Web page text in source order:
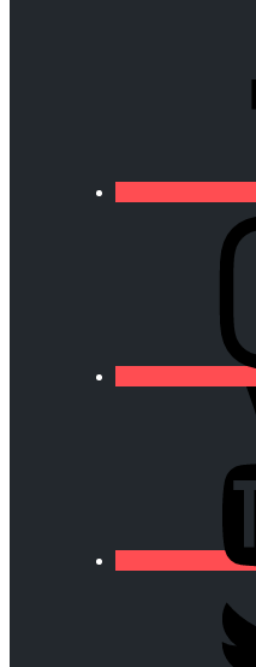
chamalieres.fr/wp-
content/uploads/
chamalieres.fr/wp-